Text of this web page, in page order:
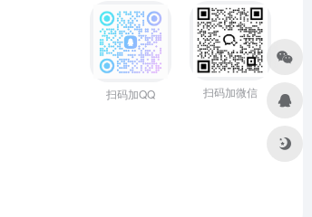
扫码加QQ 扫码加微信